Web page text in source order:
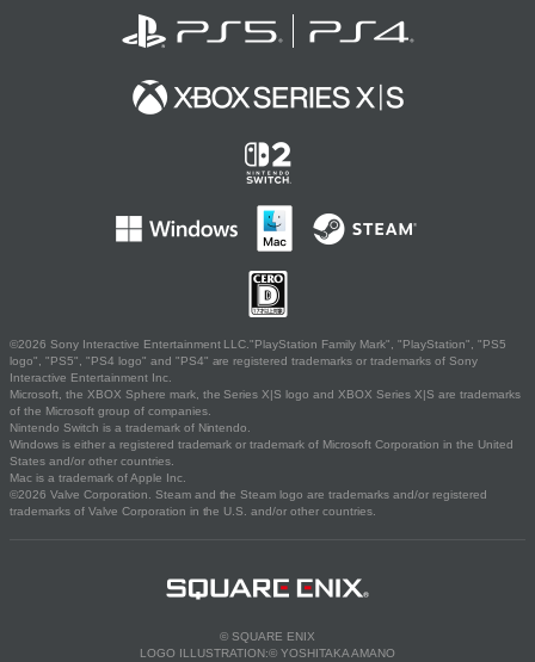
©2026 Sony Interactive Entertainment LLC."PlayStation Family Mark", "PlayStation", "PS5
logo", "PS5", "PS4 logo" and "PS4" are registered trademarks or trademarks of Sony
Interactive Entertainment Inc.
Microsoft, the XBOX Sphere mark, the Series X|S logo and XBOX Series X|S are trademarks
of the Microsoft group of companies.
Nintendo Switch is a trademark of Nintendo.
Windows is either a registered trademark or trademark of Microsoft Corporation in the United
States and/or other countries.
Mac is a trademark of Apple Inc.
©2026 Valve Corporation. Steam and the Steam logo are trademarks and/or registered
trademarks of Valve Corporation in the U.S. and/or other countries.
© SQUARE ENIX
LOGO ILLUSTRATION:© YOSHITAKA AMANO